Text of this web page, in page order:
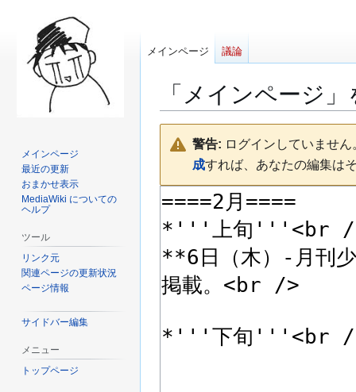
「 メインページ
ー
シ
ョ
に
動
移
動
警告: ログインしていませ
成すれば、あなたの編集は
メインページ 議論
メインページ
最近の更新
おまかせ表示
MediaWiki についての
ヘルプ
ツール
リンク元
関連ページの更新状況
ページ情報
サイドバー編集
メニュー
トップページ